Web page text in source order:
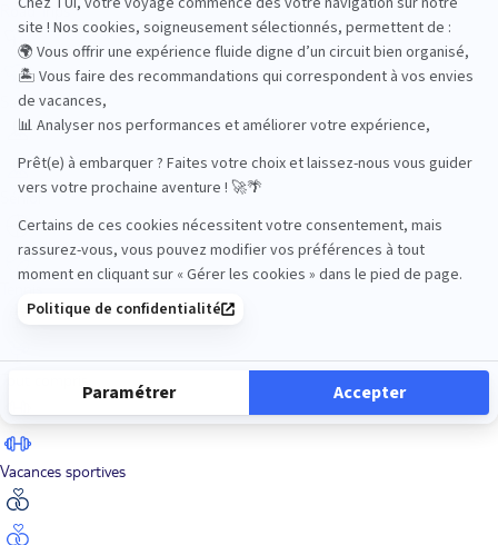
Road Trips
Safari
Sénior
Vacances sportives